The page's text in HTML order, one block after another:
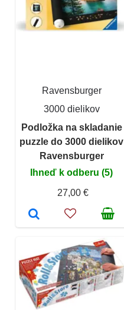
Ravensburger
3000 dielikov
Podložka na skladanie
puzzle do 3000 dielikov
Ravensburger
Ihneď k odberu (5)
27,00 €